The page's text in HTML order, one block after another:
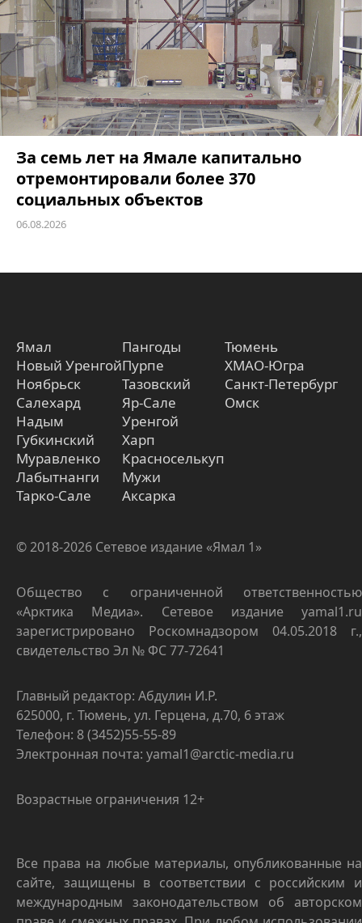
За семь лет на Ямале капитально
отремонтировали более 370
социальных объектов
06.08.2026
Ямал
Новый Уренгой
Ноябрьск
Салехард
Надым
Губкинский
Муравленко
Лабытнанги
Тарко-Сале
Пангоды
Пурпе
Тазовский
Яр-Сале
Уренгой
Харп
Красноселькуп
Мужи
Аксарка
Тюмень
ХМАО-Югра
Санкт-Петербург
Омск
© 2018-2026 Сетевое издание «Ямал 1»
Общество с ограниченной ответственностью
«Арктика Медиа». Сетевое издание yamal1.ru
зарегистрировано Роскомнадзором 04.05.2018 г.,
свидетельство Эл № ФС 77-72641
Главный редактор: Абдулин И.Р.
625000, г. Тюмень, ул. Герцена, д.70, 6 этаж
Телефон: 8 (3452)55-55-89
Электронная почта: yamal1@arctic-media.ru
Возрастные ограничения 12+
Все права на любые материалы, опубликованные на
сайте, защищены в соответствии с российским и
международным законодательством об авторском